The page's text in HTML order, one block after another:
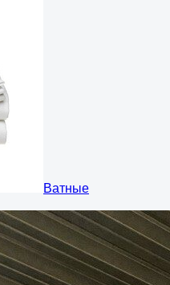
Ватные